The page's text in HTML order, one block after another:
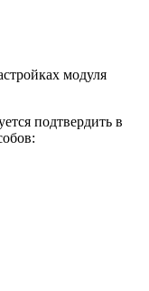
модуля
подтвердить в